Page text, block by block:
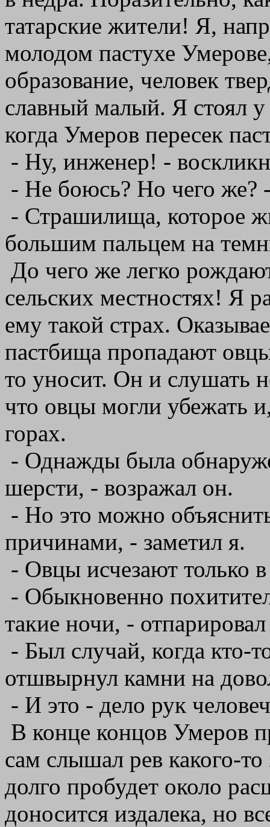
татарские жители! Я,
молодом пастухе
образование, человек
славный малый. Я стоял
когда Умеров пересек
- Ну, инженер! -
- Не боюсь? Но чего же?
- Страшилища, которое
большим пальцем на
До чего же легко
сельских местностях! Я
ему такой страх.
пастбища пропадают
то уносит. Он и слушать
что овцы могли убежать
горах.
- Однажды была
шерсти, - возражал он.
- Но это можно
причинами, - заметил я.
- Овцы исчезают только
- Обыкновенно
такие ночи, -
- Был случай, когда кто-
отшвырнул камни на
- И это - дело рук
В конце концов Умеров
сам слышал рев какого-то
долго пробудет около
доносится издалека, но